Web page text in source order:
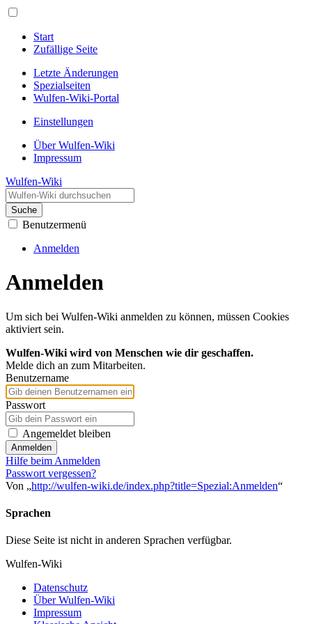
Start
Zufällige Seite
Letzte Änderungen
Spezialseiten
Wulfen-Wiki-Portal
Einstellungen
Über Wulfen-Wiki
Impressum
Wulfen-Wiki
Suche
Benutzermenü
Anmelden
Anmelden
Um sich bei Wulfen-Wiki anmelden zu können, müssen Cookies
aktiviert sein.
Wulfen-Wiki wird von Menschen wie dir geschaffen.
Melde dich an zum Mitarbeiten.
Benutzername
Passwort
Angemeldet bleiben
Anmelden
Hilfe beim Anmelden
Passwort vergessen?
Von „http://wulfen-wiki.de/index.php?title=Spezial:Anmelden“
Sprachen
Diese Seite ist nicht in anderen Sprachen verfügbar.
Wulfen-Wiki
Datenschutz
Über Wulfen-Wiki
Impressum